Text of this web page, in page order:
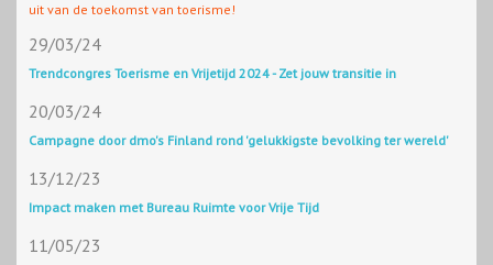
uit van de toekomst van toerisme!
29/03/24
Trendcongres Toerisme en Vrijetijd 2024 - Zet jouw transitie in
20/03/24
Campagne door dmo's Finland rond 'gelukkigste bevolking ter wereld'
13/12/23
Impact maken met Bureau Ruimte voor Vrije Tijd
11/05/23